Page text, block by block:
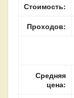
Стоимость:
Проходов:
Средняя
цена: